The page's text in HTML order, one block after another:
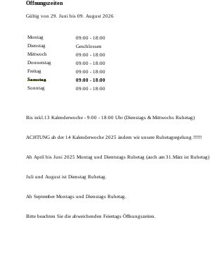
Öffnungszeiten
Gültig von 29. Juni bis 09. August 2026
Montag
09:00 - 18:00
Dienstag
Geschlossen
Mittwoch
09:00 - 18:00
Donnerstag
09:00 - 18:00
Freitag
09:00 - 18:00
Samstag
09:00 - 18:00
Sonntag
09:00 - 18:00
Bis inkl.13 Kalenderwoche - 9:00 - 18:00 Uhr (Dienstags & Mittwochs Ruhetag)
ACHTUNG ab der 14 Kalenderwoche 2025 ändern wir unsere Ruhetagregelung.!!!!!!
Ab April bis Juni 2025 Montag und Dientstags Ruhetag (auch am 31.März ist Ruhetag)
Juli und August ist Dienstag Ruhetag.
Ab September Montags und Dienstags Ruhetag.
Bitte beachten Sie die abweichenden Feiertags Öffnungszeiten.